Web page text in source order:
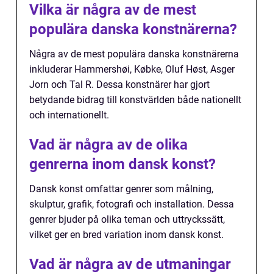
Vilka är några av de mest
populära danska konstnärerna?
Några av de mest populära danska konstnärerna
inkluderar Hammershøi, Købke, Oluf Høst, Asger
Jorn och Tal R. Dessa konstnärer har gjort
betydande bidrag till konstvärlden både nationellt
och internationellt.
Vad är några av de olika
genrerna inom dansk konst?
Dansk konst omfattar genrer som målning,
skulptur, grafik, fotografi och installation. Dessa
genrer bjuder på olika teman och uttryckssätt,
vilket ger en bred variation inom dansk konst.
Vad är några av de utmaningar